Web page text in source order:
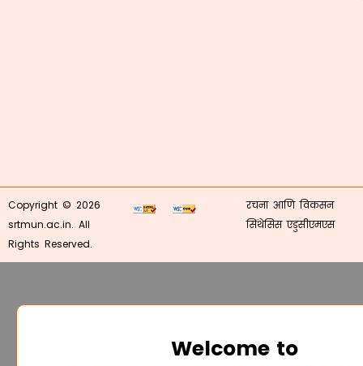
Copyright © 2026
srtmun.ac.in. All
Rights Reserved.
रचना आणि विकसन
सिंथेसिस एडुसीएमएस
Welcome to